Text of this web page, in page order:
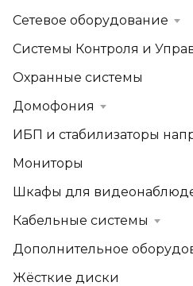
Сетевое оборудование
Системы Контроля и
Охранные системы
Домофония
ИБП и стабилизаторы
Мониторы
Шкафы для
Кабельные системы
Дополнительное
Жёсткие диски